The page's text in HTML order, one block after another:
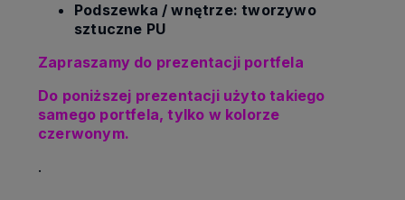
Podszewka / wnętrze: tworzywo
sztuczne PU
Zapraszamy do prezentacji portfela
Do poniższej prezentacji użyto takiego
samego portfela, tylko w kolorze
czerwonym.
.